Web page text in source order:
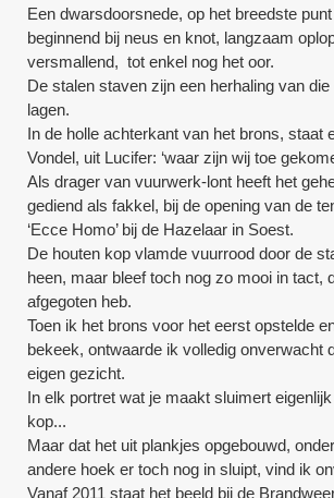
Een dwarsdoorsnede, op het breedste
beginnend bij neus en knot, langzaam
versmallend, tot enkel nog het oor.
De stalen staven zijn een herhaling van
lagen.
In de holle achterkant van het brons, staat
Vondel, uit Lucifer: ‘waar zijn wij toe
Als drager van vuurwerk-lont heeft het
gediend als fakkel, bij de opening van de
‘Ecce Homo’ bij de Hazelaar in Soest.
De houten kop vlamde vuurrood door de
heen, maar bleef toch nog zo mooi in tact,
afgegoten heb.
Toen ik het brons voor het eerst opstelde
bekeek, ontwaarde ik volledig onverwacht
eigen gezicht.
In elk portret wat je maakt sluimert
kop...
Maar dat het uit plankjes opgebouwd,
andere hoek er toch nog in sluipt, vind ik
Vanaf 2011 staat het beeld bij de